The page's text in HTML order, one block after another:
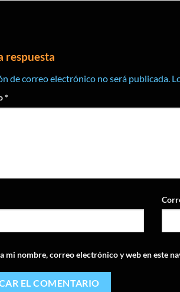
respuesta
de correo electrónico no será publicada.
*
mi nombre, correo electrónico y web en este